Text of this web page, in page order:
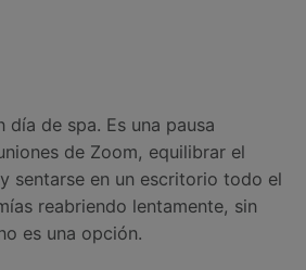
día de spa. Es una pausa
de Zoom, equilibrar el
sentarse en un escritorio todo el
reabriendo lentamente, sin
es una opción.